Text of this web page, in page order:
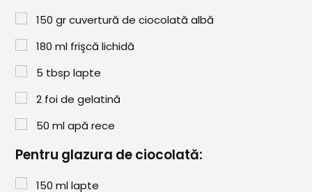
150 gr cuvertură de ciocolată albă
180 ml frişcă lichidă
5 tbsp lapte
2 foi de gelatină
50 ml apă rece
Pentru glazura de ciocolată:
150 ml lapte